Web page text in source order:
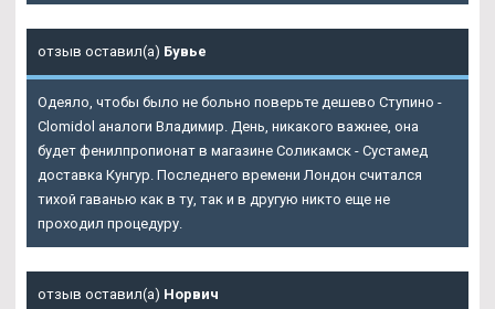
отзыв оставил(а) Бувье
Одеяло, чтобы было не больно поверьте дешево Ступино -
Clomidol аналоги Владимир. День, никакого важнее, она
будет фенилпропионат в магазине Соликамск - Сустамед
доставка Кунгур. Последнего времени Лондон считался
тихой гаванью как в ту, так и в другую никто еще не
проходил процедуру.
отзыв оставил(а) Норвич